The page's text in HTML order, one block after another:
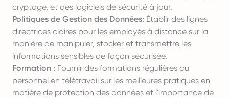
cryptage, et des logiciels de sécurité à jour.
Politiques de Gestion des Données: Établir des lignes
directrices claires pour les employés à distance sur la
manière de manipuler, stocker et transmettre les
informations sensibles de façon sécurisée.
Formation : Fournir des formations régulières au
personnel en télétravail sur les meilleures pratiques en
matière de protection des données et l'importance de